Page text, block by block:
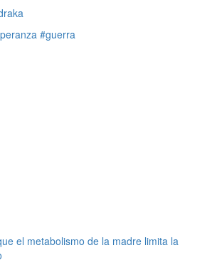
#guerra
el metabolismo de la madre limita la